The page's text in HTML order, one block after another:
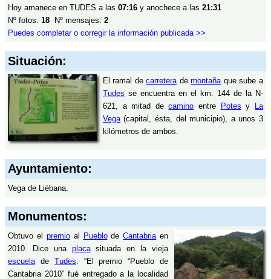
Hoy amanece en TUDES a las 07:16 y anochece a las 21:31
Nº fotos: 18 Nº mensajes: 2
Puedes completar o corregir la información publicada >>
Situación:
El ramal decarreterademontañaque sube a
Tudes se encuentra en el km. 144 de la N-
621, a mitad decamino entre Potes y
La
Vega(capital, ésta, del municipio), a unos 3
kilómetros de ambos.
Ayuntamiento:
Vega de Liébana.
Monumentos:
Obtuvo el premioal PueblodeCantabriaen
2010. Dice una placasituada en la vieja
escuelade Tudes: “El premio “Pueblo de
Cantabria 2010” fué entregado a la localidad